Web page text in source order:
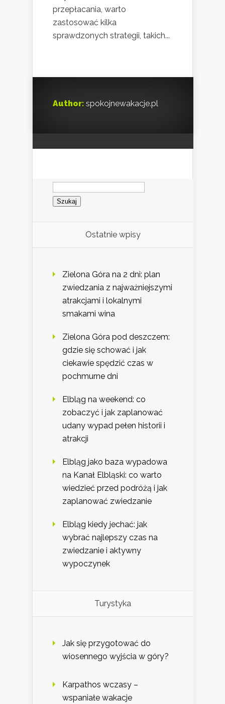
przepłacania, warto
zastosować kilka
sprawdzonych strategii, takich...
Author: spokojnewakacje.pl
Szukaj:
Ostatnie wpisy
Zielona Góra na 2 dni: plan
zwiedzania z najważniejszymi
atrakcjami i lokalnymi
smakami wina
Zielona Góra pod deszczem:
gdzie się schować i jak
ciekawie spędzić czas w
pochmurne dni
Elbląg na weekend: co
zobaczyć i jak zaplanować
udany wypad pełen historii i
atrakcji
Elbląg jako baza wypadowa
na Kanał Elbląski: co warto
wiedzieć przed podróżą i jak
zaplanować zwiedzanie
Elbląg kiedy jechać: jak
wybrać najlepszy czas na
zwiedzanie i aktywny
wypoczynek
Turystyka
Jak się przygotować do
wiosennego wyjścia w góry?
Karpathos wczasy –
wspaniałe wakacje